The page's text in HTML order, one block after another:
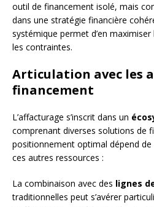
outil de financement isolé, mais
dans une stratégie financière
systémique permet d’en
les contraintes.
Articulation avec les
financement
L’affacturage s’inscrit dans un
comprenant diverses solutions de
positionnement optimal dépend
ces autres ressources :
La combinaison avec des lignes
traditionnelles peut s’avérer